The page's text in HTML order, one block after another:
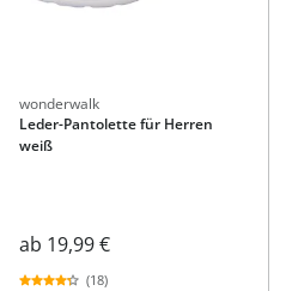
wonderwalk
Leder-Pantolette für Herren
weiß
ab 19,99 €
(18)